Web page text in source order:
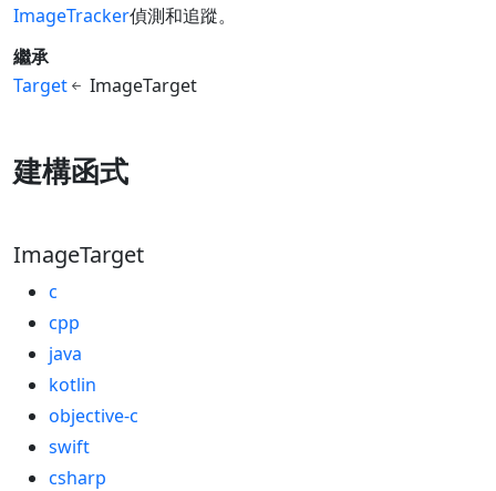
ImageTracker偵測和追蹤。
繼承
Target
ImageTarget
建構函式
ImageTarget
c
cpp
java
kotlin
objective-c
swift
csharp